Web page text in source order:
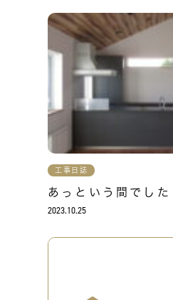
工事日誌
あっという間でした
2023.10.25